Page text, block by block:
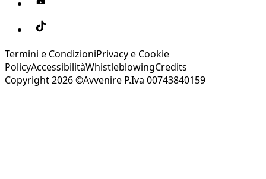
Termini e CondizioniPrivacy e Cookie
PolicyAccessibilitàWhistleblowingCredits
Copyright 2026 ©Avvenire P.Iva 00743840159